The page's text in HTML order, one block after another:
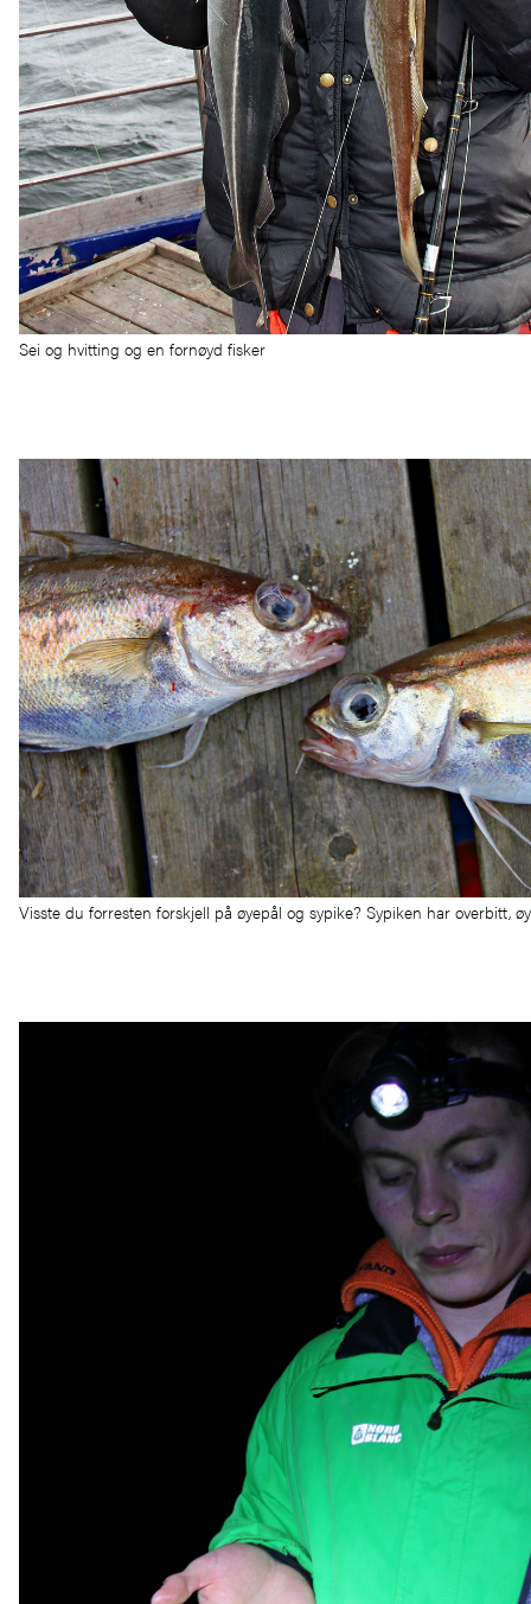
Sei og hvitting og en fornøyd fisker
Visste du forresten forskjell på øyepål og sypike? Sypiken har overbitt,